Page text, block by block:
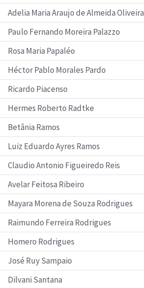
Adelia Maria Araujo de Almeida Oliveira
Paulo Fernando Moreira Palazzo
Rosa Maria Papaléo
Héctor Pablo Morales Pardo
Ricardo Piacenso
Hermes Roberto Radtke
Betânia Ramos
Luiz Eduardo Ayres Ramos
Claudio Antonio Figueiredo Reis
Avelar Feitosa Ribeiro
Mayara Morena de Souza Rodrigues
Raimundo Ferreira Rodrigues
Homero Rodrigues
José Ruy Sampaio
Dilvani Santana